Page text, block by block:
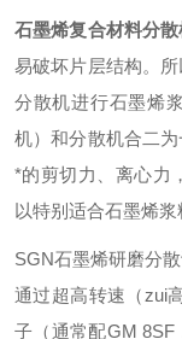
石墨烯复合材料分
易破坏片层结构。
分散机进行石墨烯
机）和分散机合二
*的剪切力、离心力
以特别适合石墨烯
SGN石墨烯研磨分
通过超高转速（zui
子（通常配GM 8SF